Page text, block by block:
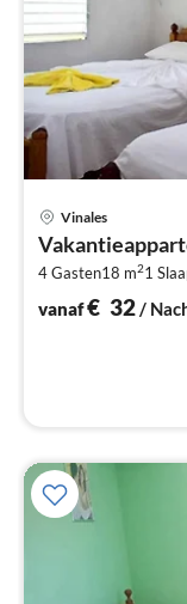
Vinales
4 Gasten18 m21
vanaf€ 32/